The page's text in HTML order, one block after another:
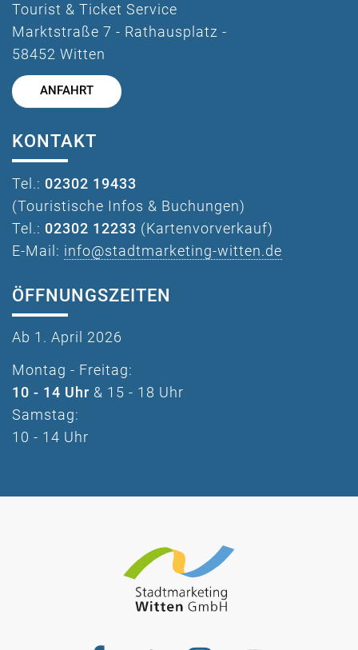
Tourist & Ticket Service
Marktstraße 7 - Rathausplatz -
58452 Witten
ANFAHRT
KONTAKT
Tel.: 02302 19433
(Touristische Infos & Buchungen)
Tel.: 02302 12233 (Kartenvorverkauf)
E-Mail: info@stadtmarketing-witten.de
ÖFFNUNGSZEITEN
Ab 1. April 2026
Montag - Freitag:
10 - 14 Uhr & 15 - 18 Uhr
Samstag:
10 - 14 Uhr